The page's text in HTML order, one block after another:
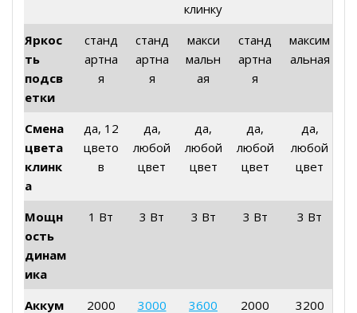
клинку
Яркос
ть
подсв
етки
станд
артна
я
станд
артна
я
макси
мальн
ая
станд
артна
я
максим
альная
Смена
цвета
клинк
а
да, 12
цвето
в
да,
любой
цвет
да,
любой
цвет
да,
любой
цвет
да,
любой
цвет
Мощн
ость
динам
ика
1 Вт 3 Вт 3 Вт 3 Вт 3 Вт
Аккум 2000 3000 3600 2000 3200